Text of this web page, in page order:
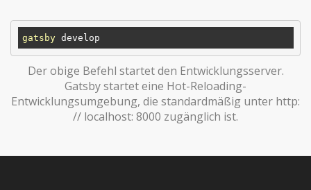
gatsby
Der obige Befehl startet den Entwicklungsserver.
Gatsby startet eine Hot-Reloading-
Entwicklungsumgebung, die standardmäßig unter http:
// localhost: 8000 zugänglich ist.